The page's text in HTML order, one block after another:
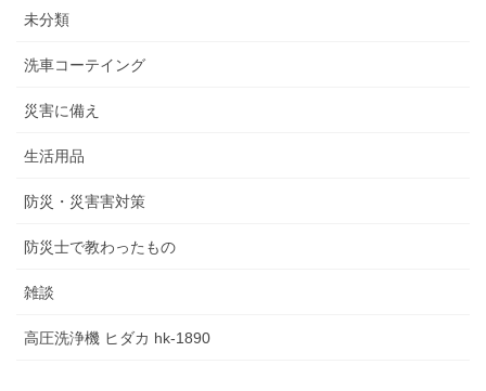
未分類
洗車コーテイング
災害に備え
生活用品
防災・災害害対策
防災士で教わったもの
雑談
高圧洗浄機 ヒダカ hk-1890